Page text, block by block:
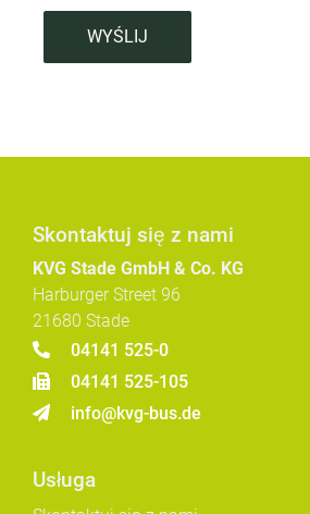
WYŚLIJ
Skontaktuj się z nami
KVG Stade GmbH & Co. KG
Harburger Street 96
21680 Stade
04141 525-0
04141 525-105
info@kvg-bus.de
Usługa